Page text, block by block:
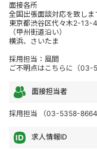
面接各所
全国出張面談対応を致しま
東京都渋谷区代々木2-
（甲州街道沿い）
横浜、さいたま
採用担当：風間
ご不明点はこちらに（03-
面接担当者
採用担当 （03-5358-8664
求人情報ID